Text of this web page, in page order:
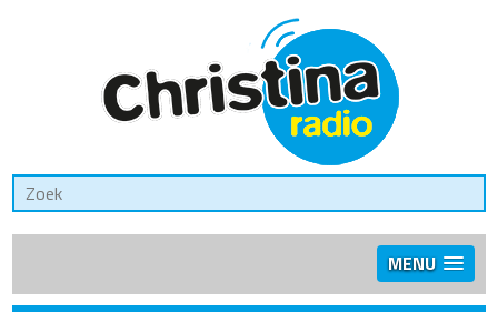
MENU